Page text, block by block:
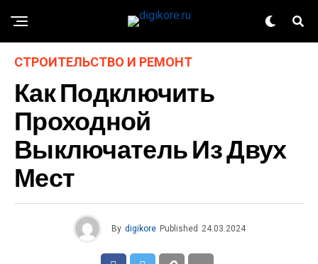
СТРОИТЕЛЬСТВО И РЕМОНТ
Как Подключить
Проходной
Выключатель Из Двух
Мест
By digikore Published 24.03.2024